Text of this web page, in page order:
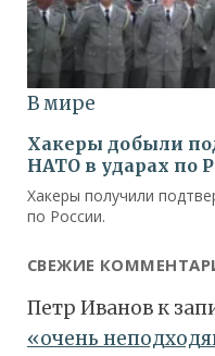
СВЕЖИЕ
Петр Ивановк
«очень